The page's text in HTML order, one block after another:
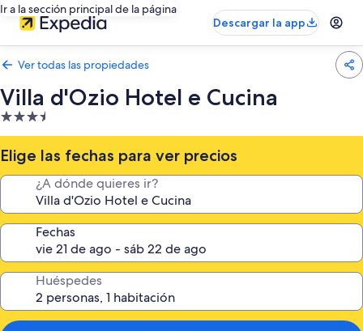
Ir a la sección principal de la página
Descargar la app
Ver todas las propiedades
Villa d'Ozio Hotel e Cucina
Propiedad
de
3.5
estrellas
Elige las fechas para ver precios
¿A dónde quieres ir?
Fechas
Huéspedes